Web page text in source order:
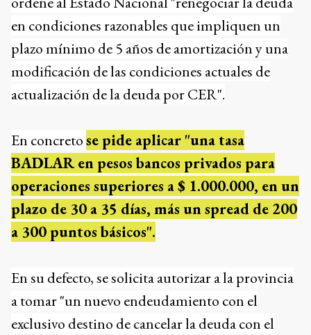
en condiciones razonables que impliquen un
plazo mínimo de 5 años de amortización y una
modificación de las condiciones actuales de
actualización de la deuda por CER".
En concretose pide aplicar "una tasa
BADLAR en pesos bancos privados para
operaciones superiores a $ 1.000.000, en un
plazo de 30 a 35 días, más un spread de 200
a 300 puntos básicos".
En su defecto, se solicita autorizar a la provincia
a tomar "un nuevo endeudamiento con el
exclusivo destino de cancelar la deuda con el